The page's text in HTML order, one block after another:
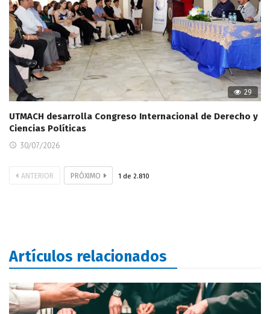
29
UTMACH desarrolla Congreso Internacional de Derecho y
Ciencias Políticas
30/07/2026
ANTERIOR PRÓXIMO 1 de 2.810
Artículos relacionados